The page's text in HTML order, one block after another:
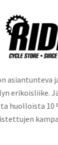
asiantunteva
erikoisliike.
huolloista 10